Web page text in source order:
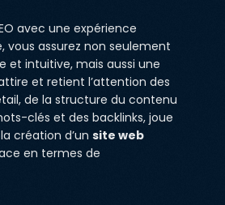
avec une expérience
vous assurez non seulement
et intuitive, mais aussi une
et retient l’attention des
de la structure du contenu
clés et des backlinks, joue
création d’un site web
en termes de